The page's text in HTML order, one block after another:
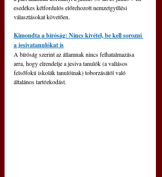
esedékes kétfordulós előrehozott nemzetgyűlési
választásokat követően.
Kimondta a bíróság: Nincs kivétel, be kell sorozni
a jesivatanulókat is
A bíróság szerint az államnak nincs felhatalmazása
arra, hogy elrendelje a jesiva tanulók (a vallásos
felsőfokú iskolák tanulóinak) toborzásától való
általános tartózkodást.